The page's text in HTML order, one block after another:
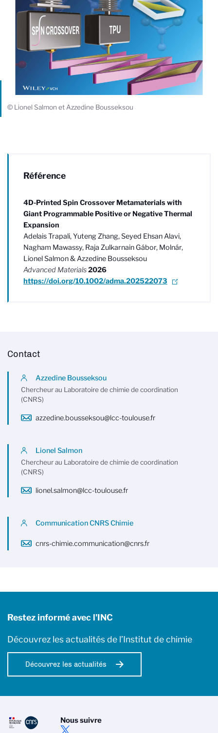
© Lionel Salmon et Azzedine Bousseksou
Référence
4D-Printed Spin Crossover Metamaterials with
Giant Programmable Positive or Negative Thermal
Expansion
Adelais Trapali, Yuteng Zhang, Seyed Ehsan Alavi,
Nagham Mawassy, Raja Zulkarnain Gábor, Molnár,
Lionel Salmon & Azzedine Bousseksou
Advanced Materials2026
https://doi.org/10.1002/adma.202522073
Contact
Azzedine Bousseksou
Chercheur au Laboratoire de chimie de coordination
(CNRS)
azzedine.bousseksou@lcc-toulouse.fr
Lionel Salmon
Chercheur au Laboratoire de chimie de coordination
(CNRS)
lionel.salmon@lcc-toulouse.fr
Communication CNRS Chimie
cnrs-chimie.communication@cnrs.fr
Restez informé avec l'INC
Découvrez les actualités de l’Institut de chimie
Découvrez les actualités
Nous suivre